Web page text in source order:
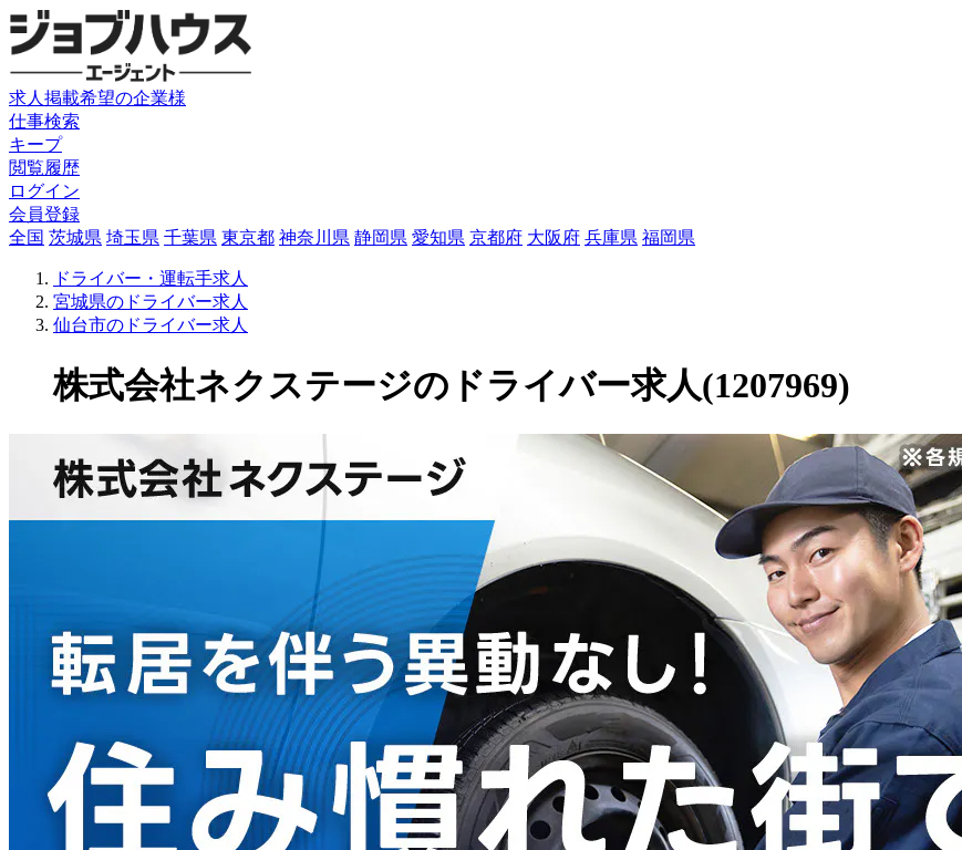
求人掲載希望の企業様
仕事検索
キープ
閲覧履歴
ログイン
会員登録
全国 茨城県 埼玉県 千葉県 東京都 神奈川県 静岡県 愛知県 京都府 大阪府 兵庫県 福岡県
ドライバー・運転手求人
宮城県のドライバー求人
仙台市のドライバー求人
株式会社ネクステージのドライバー求人(1207969)